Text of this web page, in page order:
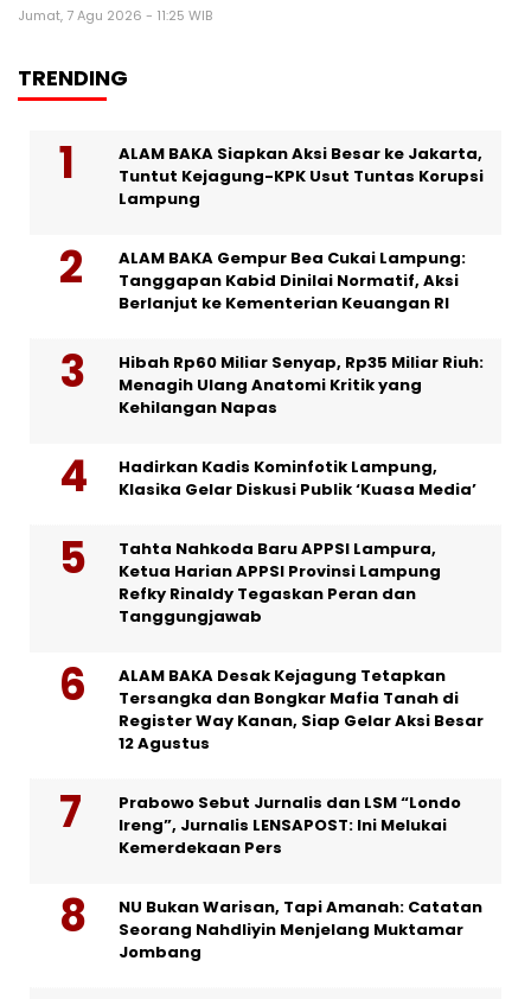
Jumat, 7 Agu 2026 - 11:25 WIB
TRENDING
ALAM BAKA Siapkan Aksi Besar ke Jakarta,
Tuntut Kejagung-KPK Usut Tuntas Korupsi
Lampung
ALAM BAKA Gempur Bea Cukai Lampung:
Tanggapan Kabid Dinilai Normatif, Aksi
Berlanjut ke Kementerian Keuangan RI
Hibah Rp60 Miliar Senyap, Rp35 Miliar Riuh:
Menagih Ulang Anatomi Kritik yang
Kehilangan Napas
Hadirkan Kadis Kominfotik Lampung,
Klasika Gelar Diskusi Publik ‘Kuasa Media’
Tahta Nahkoda Baru APPSI Lampura,
Ketua Harian APPSI Provinsi Lampung
Refky Rinaldy Tegaskan Peran dan
Tanggungjawab
ALAM BAKA Desak Kejagung Tetapkan
Tersangka dan Bongkar Mafia Tanah di
Register Way Kanan, Siap Gelar Aksi Besar
12 Agustus
Prabowo Sebut Jurnalis dan LSM “Londo
Ireng”, Jurnalis LENSAPOST: Ini Melukai
Kemerdekaan Pers
NU Bukan Warisan, Tapi Amanah: Catatan
Seorang Nahdliyin Menjelang Muktamar
Jombang